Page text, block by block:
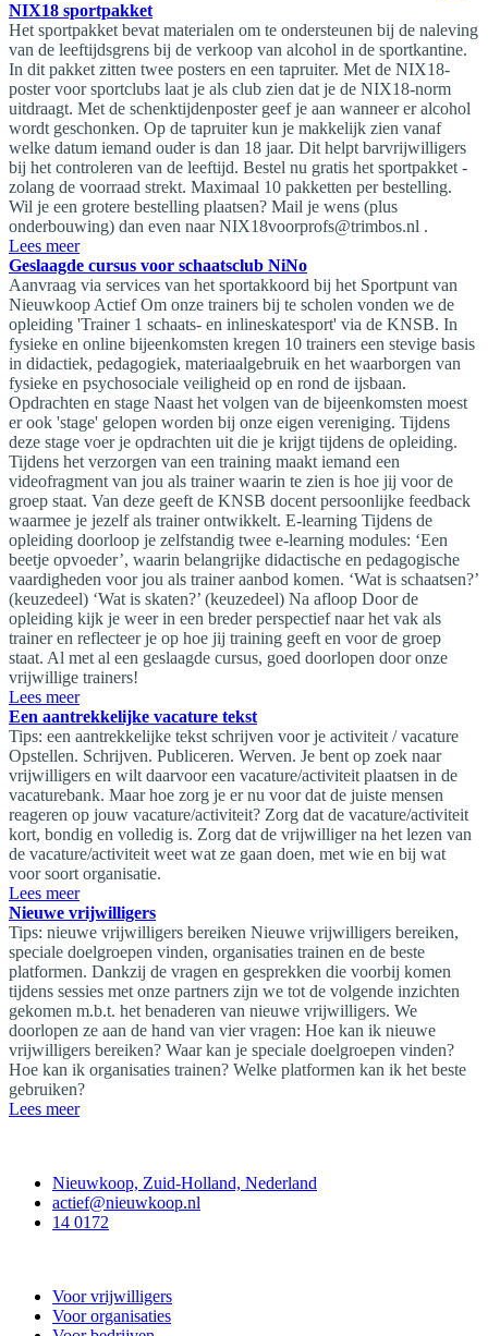
NIX18 sportpakket
Het sportpakket bevat materialen om te ondersteunen bij de naleving
van de leeftijdsgrens bij de verkoop van alcohol in de sportkantine.
In dit pakket zitten twee posters en een tapruiter. Met de NIX18-
poster voor sportclubs laat je als club zien dat je de NIX18-norm
uitdraagt. Met de schenktijdenposter geef je aan wanneer er alcohol
wordt geschonken. Op de tapruiter kun je makkelijk zien vanaf
welke datum iemand ouder is dan 18 jaar. Dit helpt barvrijwilligers
bij het controleren van de leeftijd. Bestel nu gratis het sportpakket -
zolang de voorraad strekt. Maximaal 10 pakketten per bestelling.
Wil je een grotere bestelling plaatsen? Mail je wens (plus
onderbouwing) dan even naar NIX18voorprofs@trimbos.nl .
Lees meer
Geslaagde cursus voor schaatsclub NiNo
Aanvraag via services van het sportakkoord bij het Sportpunt van
Nieuwkoop Actief Om onze trainers bij te scholen vonden we de
opleiding 'Trainer 1 schaats- en inlineskatesport' via de KNSB. In
fysieke en online bijeenkomsten kregen 10 trainers een stevige basis
in didactiek, pedagogiek, materiaalgebruik en het waarborgen van
fysieke en psychosociale veiligheid op en rond de ijsbaan.
Opdrachten en stage Naast het volgen van de bijeenkomsten moest
er ook 'stage' gelopen worden bij onze eigen vereniging. Tijdens
deze stage voer je opdrachten uit die je krijgt tijdens de opleiding.
Tijdens het verzorgen van een training maakt iemand een
videofragment van jou als trainer waarin te zien is hoe jij voor de
groep staat. Van deze geeft de KNSB docent persoonlijke feedback
waarmee je jezelf als trainer ontwikkelt. E-learning Tijdens de
opleiding doorloop je zelfstandig twee e-learning modules: ‘Een
beetje opvoeder’, waarin belangrijke didactische en pedagogische
vaardigheden voor jou als trainer aanbod komen. ‘Wat is schaatsen?’
(keuzedeel) ‘Wat is skaten?’ (keuzedeel) Na afloop Door de
opleiding kijk je weer in een breder perspectief naar het vak als
trainer en reflecteer je op hoe jij training geeft en voor de groep
staat. Al met al een geslaagde cursus, goed doorlopen door onze
vrijwillige trainers!
Lees meer
Een aantrekkelijke vacature tekst
Tips: een aantrekkelijke tekst schrijven voor je activiteit / vacature
Opstellen. Schrijven. Publiceren. Werven. Je bent op zoek naar
vrijwilligers en wilt daarvoor een vacature/activiteit plaatsen in de
vacaturebank. Maar hoe zorg je er nu voor dat de juiste mensen
reageren op jouw vacature/activiteit? Zorg dat de vacature/activiteit
kort, bondig en volledig is. Zorg dat de vrijwilliger na het lezen van
de vacature/activiteit weet wat ze gaan doen, met wie en bij wat
voor soort organisatie.
Lees meer
Nieuwe vrijwilligers
Tips: nieuwe vrijwilligers bereiken Nieuwe vrijwilligers bereiken,
speciale doelgroepen vinden, organisaties trainen en de beste
platformen. Dankzij de vragen en gesprekken die voorbij komen
tijdens sessies met onze partners zijn we tot de volgende inzichten
gekomen m.b.t. het benaderen van nieuwe vrijwilligers. We
doorlopen ze aan de hand van vier vragen: Hoe kan ik nieuwe
vrijwilligers bereiken? Waar kan je speciale doelgroepen vinden?
Hoe kan ik organisaties trainen? Welke platformen kan ik het beste
gebruiken?
Lees meer
Nieuwkoop, Zuid-Holland, Nederland
actief@nieuwkoop.nl
14 0172
Voor vrijwilligers
Voor organisaties